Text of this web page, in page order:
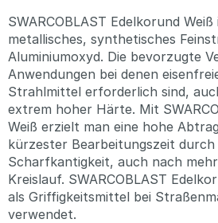
SWARCOBLAST Edelkorund
metallisches, synthetisches
Aluminiumoxyd. Die bevorzugte
Anwendungen bei denen
Strahlmittel erforderlich sind,
extrem hoher Härte. Mit
Weiß erzielt man eine hohe
kürzester Bearbeitungszeit durch
Scharfkantigkeit, auch nach
Kreislauf. SWARCOBLAST
als Griffigkeitsmittel bei
verwendet.